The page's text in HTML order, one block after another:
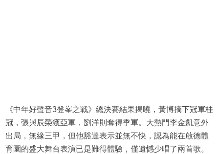
《中年好聲音3登峯之戰》總決賽結果揭曉，黃博摘下冠軍桂
冠，張與辰榮獲亞軍，劉洋則奪得季軍。大熱門李金凱意外
出局，無緣三甲，但他豁達表示並無不快，認為能在啟德體
育園的盛大舞台表演已是難得體驗，僅遺憾少唱了兩首歌。